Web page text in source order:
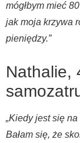
mógłbym mieć
jak moja krzywa
pieniędzy.”
Nathalie,
„Kiedy jest się
Bałam się, że